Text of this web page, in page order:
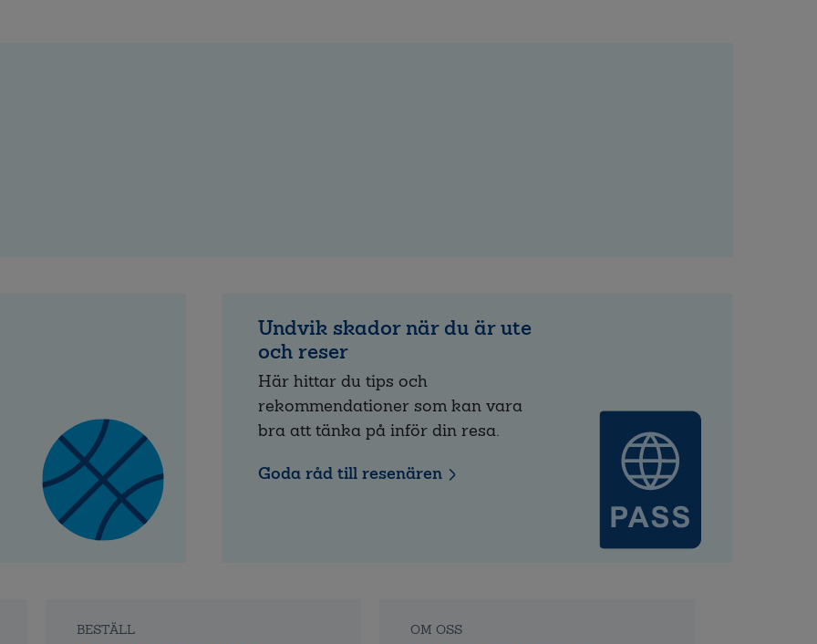
Undvik skador när du är ute
och reser
Här hittar du tips och
rekommendationer som kan vara
bra att tänka på inför din resa.
Goda råd till resenären
BESTÄLL OM OSS